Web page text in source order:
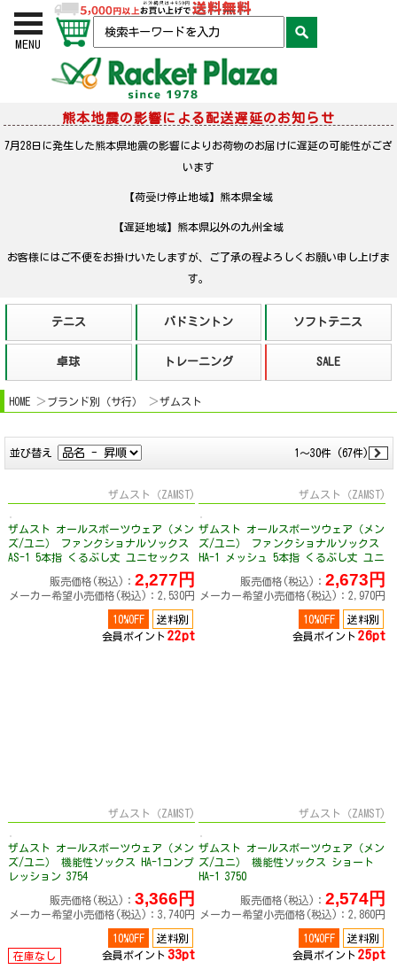
MENU
熊本地震の影響による配送遅延のお知らせ
7月28日に発生した熊本県地震の影響によりお荷物のお届けに遅延の可能性がござ
います
【荷受け停止地域】熊本県全域
【遅延地域】熊本県以外の九州全域
お客様にはご不便をお掛けいたしますが、ご了承の程よろしくお願い申し上げま
す。
HOME ブランド別（サ行） ザムスト
並び替え 1～30件 (67件)
ザムスト（ZAMST)
ザムスト オールスポーツウェア（メン
ズ/ユニ） ファンクショナルソックス
AS-1 5本指 くるぶし丈 ユニセックス
販売価格(税込)： 2,277円
メーカー希望小売価格(税込)：2,530円
10%OFF
送料別
会員ポイント 22pt
ザムスト（ZAMST)
ザムスト オールスポーツウェア（メン
ズ/ユニ） ファンクショナルソックス
HA-1 メッシュ 5本指 くるぶし丈 ユニ
販売価格(税込)： 2,673円
メーカー希望小売価格(税込)：2,970円
10%OFF
送料別
会員ポイント 26pt
ザムスト（ZAMST)
ザムスト オールスポーツウェア（メン
ズ/ユニ） 機能性ソックス HA-1コンプ
レッション 3754
販売価格(税込)： 3,366円
メーカー希望小売価格(税込)：3,740円
10%OFF
送料別
在庫なし
会員ポイント 33pt
ザムスト（ZAMST)
ザムスト オールスポーツウェア（メン
ズ/ユニ） 機能性ソックス ショート
HA-1 3750
販売価格(税込)： 2,574円
メーカー希望小売価格(税込)：2,860円
10%OFF
送料別
会員ポイント 25pt